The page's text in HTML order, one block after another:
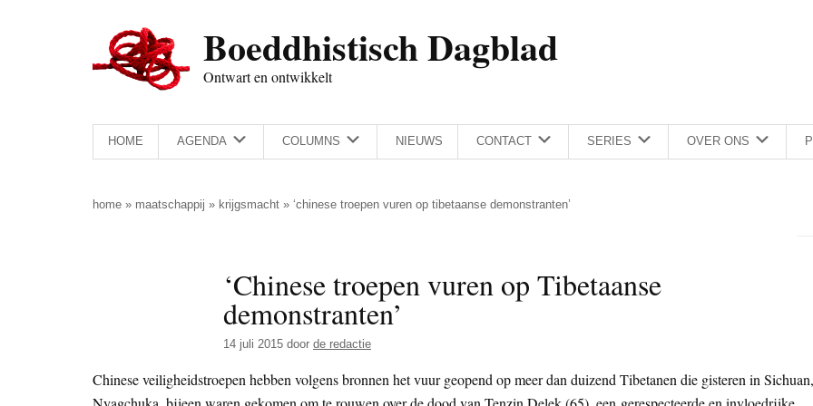
Boeddhistisch Dagblad
Ontwart en ontwikkelt
HOME AGENDA COLUMNS NIEUWS CONTACT SERIES OVER ONS
home » maatschappij » krijgsmacht » ‘chinese troepen vuren op tibetaanse demonstranten’
‘Chinese troepen vuren op Tibetaanse
demonstranten’
14 juli 2015 door de redactie
Chinese veiligheidstroepen hebben volgens bronnen het vuur geopend op meer dan duizend Tibetanen die gisteren in Sichuan,